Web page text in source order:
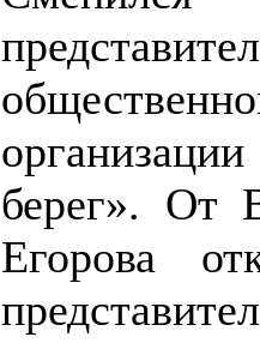
берег». От
Егорова